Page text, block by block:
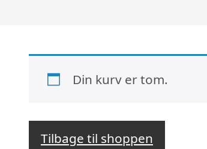
Din kurv er tom.
Tilbage til shoppen